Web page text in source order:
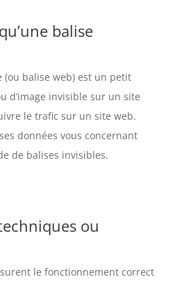
balise
(ou balise web) est un petit
d’image invisible sur un site
le trafic sur un site web.
données vous concernant
de balises invisibles.
ou
le fonctionnement correct